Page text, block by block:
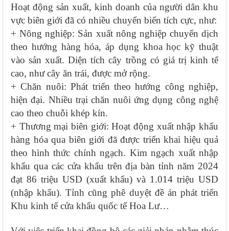
Hoạt động sản xuất, kinh doanh của người dân khu
vực biên giới đã có nhiều chuyển biến tích cực, như:
+ Nông nghiệp: Sản xuất nông nghiệp chuyển dịch
theo hướng hàng hóa, áp dụng khoa học kỹ thuật
vào sản xuất. Diện tích cây trồng có giá trị kinh tế
cao, như cây ăn trái, được mở rộng.
+ Chăn nuôi: Phát triển theo hướng công nghiệp,
hiện đại. Nhiều trại chăn nuôi ứng dụng công nghệ
cao theo chuỗi khép kín.
+ Thương mại biên giới: Hoạt động xuất nhập khẩu
hàng hóa qua biên giới đã được triển khai hiệu quả
theo hình thức chính ngạch. Kim ngạch xuất nhập
khẩu qua các cửa khẩu trên địa bàn tỉnh năm 2024
đạt 86 triệu USD (xuất khẩu) và 1.014 triệu USD
(nhập khẩu). Tỉnh cũng phê duyệt đề án phát triển
Khu kinh tế cửa khẩu quốc tế Hoa Lư…